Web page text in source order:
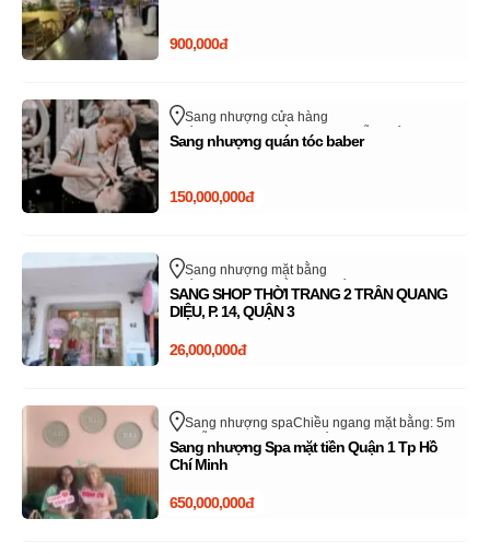
900,000đ
Sang nhượng cửa hàng
Chiều ngang mặt bằng: 5m
Nguyễn Xiển
Quận 9 - TP Thủ ĐứcHồ Chí Minh
Sang nhượng quán tóc baber
150,000,000đ
Sang nhượng mặt bằng
Chiều ngang mặt bằng: 4mTrần Quang Diệu
Quận 3Hồ Chí Minh
SANG SHOP THỜI TRANG 2 TRẦN QUANG
DIỆU, P. 14, QUẬN 3
26,000,000đ
Sang nhượng spaChiều ngang mặt bằng: 5m
Nguyễn Cư TrinhQuận 1 Hồ Chí Minh
Sang nhượng Spa mặt tiền Quận 1 Tp Hồ
Chí Minh
650,000,000đ